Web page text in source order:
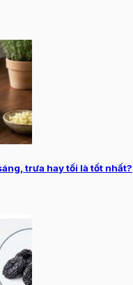
trưa hay tối là tốt nhất?